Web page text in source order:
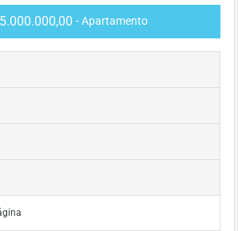
- Apartamento